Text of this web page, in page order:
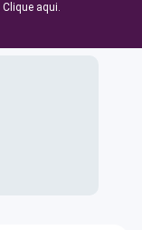
Clique aqui.